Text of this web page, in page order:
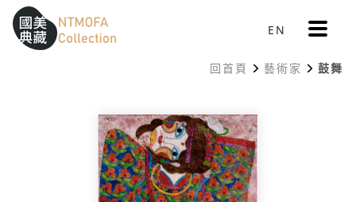
跳到中間主要內容區
網站導覽
::: EN 更
多
單
回首頁 藝術家 鼓舞